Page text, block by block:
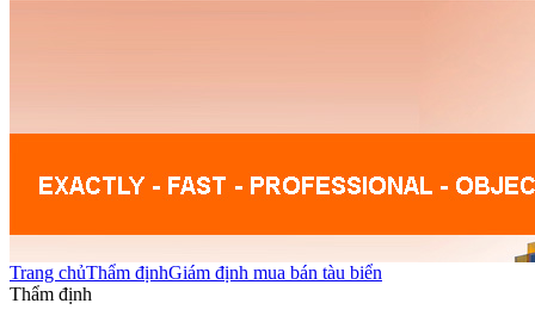
Trang chủThẩm địnhGiám định mua bán tàu biển
Thẩm định